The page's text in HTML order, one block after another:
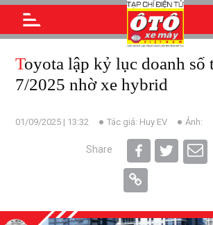
Toyota lập kỷ lục doanh số trong tháng
7/2025 nhờ xe hybrid
01/09/2025 | 13:32 Tác giả: Huy EV Ảnh:
Share